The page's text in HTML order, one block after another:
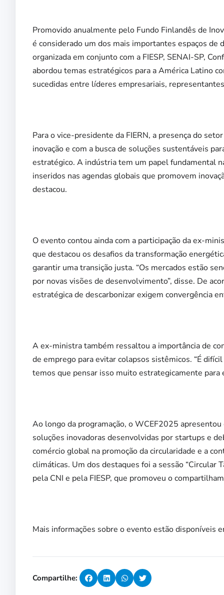
Promovido anualmente pelo Fundo Finlandês de
é considerado um dos mais importantes espaços de
organizada em conjunto com a FIESP, SENAI-SP,
abordou temas estratégicos para a América Latino
sucedidas entre líderes empresariais,
Para o vice-presidente da FIERN, a presença do
inovação e com a busca de soluções sustentáveis
estratégico. A indústria tem um papel fundamental
inseridos nas agendas globais que promovem
destacou.
O evento contou ainda com a participação da ex-
que destacou os desafios da transformação
garantir uma transição justa. “Os mercados estão
por novas visões de desenvolvimento”, disse. De
estratégica de descarbonizar exigem convergência
A ex-ministra também ressaltou a importância de
de emprego para evitar colapsos sistêmicos. “É
temos que pensar isso muito estrategicamente para
Ao longo da programação, o WCEF2025
soluções inovadoras desenvolvidas por startups e
comércio global na promoção da circularidade e a
climáticas. Um dos destaques foi a sessão “Circular
pela CNI e pela FIESP, que promoveu o
Mais informações sobre o evento estão disponíveis
Compartilhe: